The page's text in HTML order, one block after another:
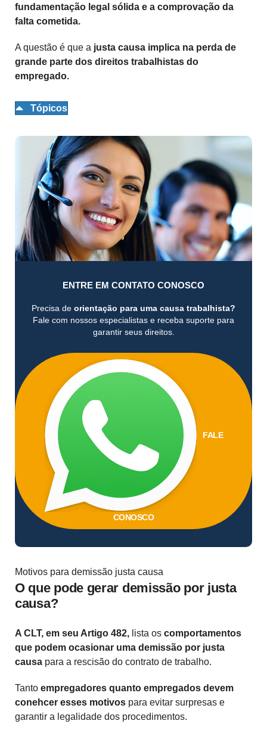
fundamentação legal sólida e a comprovação da
falta cometida.
A questão é que a justa causa implica na perda de
grande parte dos direitos trabalhistas do
empregado.
Tópicos
ENTRE EM CONTATO CONOSCO
Precisa de orientação para uma causa trabalhista?
Fale com nossos especialistas e receba suporte para
garantir seus direitos.
FALE
CONOSCO
Motivos para demissão justa causa
O que pode gerar demissão por justa
causa?
A CLT, em seu Artigo 482, lista os comportamentos
que podem ocasionar uma demissão por justa
causa para a rescisão do contrato de trabalho.
Tanto empregadores quanto empregados devem
conehcer esses motivos para evitar surpresas e
garantir a legalidade dos procedimentos.